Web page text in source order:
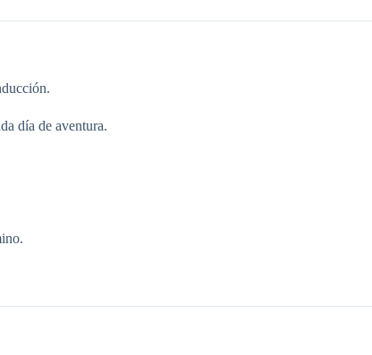
día de aventura.